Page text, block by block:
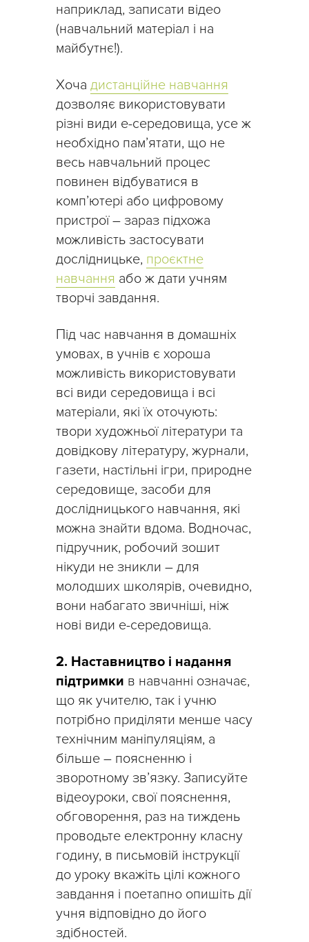
наприклад, записати відео
(навчальний матеріал і на
майбутнє!).
Хоча дистанційне навчання
дозволяє використовувати
різні види е-середовища, усе ж
необхідно пам’ятати, що не
весь навчальний процес
повинен відбуватися в
комп’ютері або цифровому
пристрої – зараз підхожа
можливість застосувати
дослідницьке, проєктне
навчання або ж дати учням
творчі завдання.
Під час навчання в домашніх
умовах, в учнів є хороша
можливість використовувати
всі види середовища і всі
матеріали, які їх оточують:
твори художньої літератури та
довідкову літературу, журнали,
газети, настільні ігри, природне
середовище, засоби для
дослідницького навчання, які
можна знайти вдома. Водночас,
підручник, робочий зошит
нікуди не зникли – для
молодших школярів, очевидно,
вони набагато звичніші, ніж
нові види е-середовища.
2. Наставництво і надання
підтримки в навчанні означає,
що як учителю, так і учню
потрібно приділяти менше часу
технічним маніпуляціям, а
більше – поясненню і
зворотному зв’язку. Записуйте
відеоуроки, свої пояснення,
обговорення, раз на тиждень
проводьте електронну класну
годину, в письмовій інструкції
до уроку вкажіть цілі кожного
завдання і поетапно опишіть дії
учня відповідно до його
здібностей.